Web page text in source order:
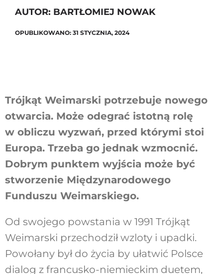
AUTOR: BARTŁOMIEJ NOWAK
OPUBLIKOWANO: 31 STYCZNIA, 2024
Trójkąt Weimarski potrzebuje nowego
otwarcia. Może odegrać istotną rolę
w obliczu wyzwań, przed którymi stoi
Europa. Trzeba go jednak wzmocnić.
Dobrym punktem wyjścia może być
stworzenie Międzynarodowego
Funduszu Weimarskiego.
Od swojego powstania w 1991 Trójkąt
Weimarski przechodził wzloty i upadki.
Powołany był do życia by ułatwić Polsce
dialog z francusko-niemieckim duetem,